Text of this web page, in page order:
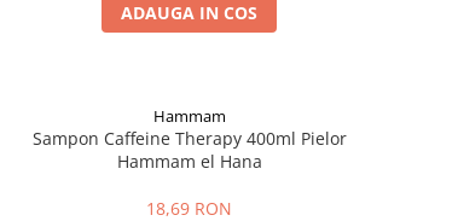
ADAUGA IN COS
Hammam
Sampon Caffeine Therapy 400ml Pielor
Hammam el Hana
18,69 RON